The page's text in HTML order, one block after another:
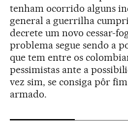
tenham ocorrido alguns
general a guerrilha
decrete um novo cessar-
problema segue sendo a
que tem entre os
pessimistas ante a
vez sim, se consiga pôr
armado.